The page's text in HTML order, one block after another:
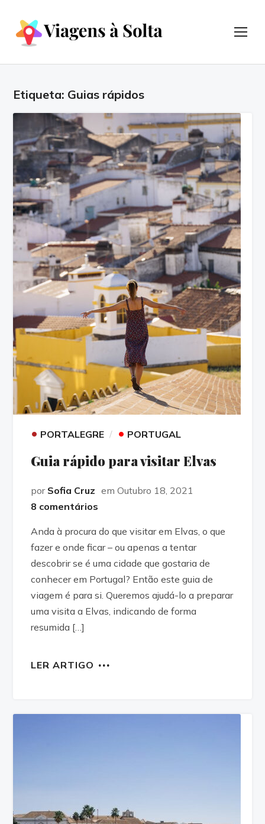
Etiqueta: Guias rápidos
• PORTALEGRE • PORTUGAL
Guia rápido para visitar Elvas
por Sofia Cruz em Outubro 18, 2021
8 comentários
Anda à procura do que visitar em Elvas, o que
fazer e onde ficar – ou apenas a tentar
descobrir se é uma cidade que gostaria de
conhecer em Portugal? Então este guia de
viagem é para si. Queremos ajudá-lo a preparar
uma visita a Elvas, indicando de forma
resumida […]
LER ARTIGO